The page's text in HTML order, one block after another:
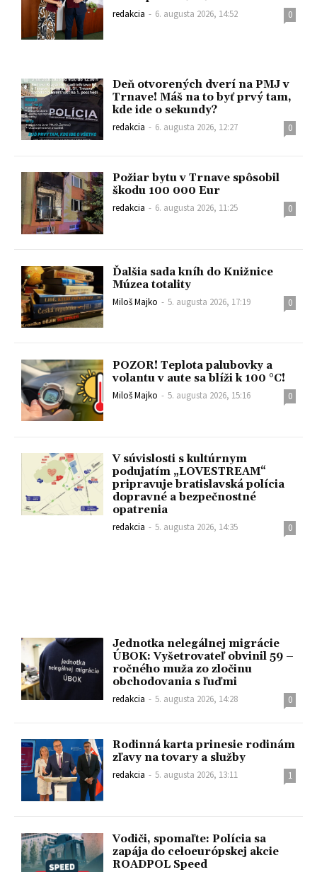
redakcia - 6. augusta 2026, 14:52 0
Deň otvorených dverí na PMJ v
Trnave! Máš na to byť prvý tam,
kde ide o sekundy?
redakcia - 6. augusta 2026, 12:27 0
Požiar bytu v Trnave spôsobil
škodu 100 000 Eur
redakcia - 6. augusta 2026, 11:25 0
Ďalšia sada kníh do Knižnice
Múzea totality
Miloš Majko - 5. augusta 2026, 17:19 0
POZOR! Teplota palubovky a
volantu v aute sa blíži k 100 °C!
Miloš Majko - 5. augusta 2026, 15:16 0
V súvislosti s kultúrnym
podujatím „LOVESTREAM“
pripravuje bratislavská polícia
dopravné a bezpečnostné
opatrenia
redakcia - 5. augusta 2026, 14:35 0
Jednotka nelegálnej migrácie
ÚBOK: Vyšetrovateľ obvinil 59 –
ročného muža zo zločinu
obchodovania s ľuďmi
redakcia - 5. augusta 2026, 14:28 0
Rodinná karta prinesie rodinám
zľavy na tovary a služby
redakcia - 5. augusta 2026, 13:11 1
Vodiči, spomaľte: Polícia sa
zapája do celoeurópskej akcie
ROADPOL Speed